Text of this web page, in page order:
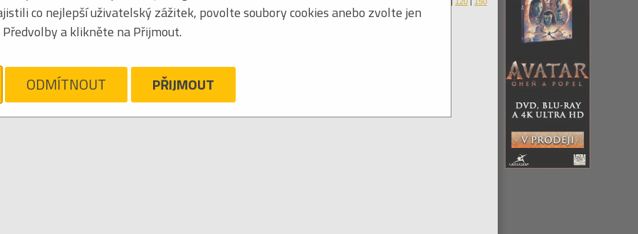
výpis
co nejlepší uživatelský zážitek, povolte soubory cookies anebo zvolte jen
a klikněte na Přijmout.
ODMÍTNOUT PŘIJMOUT